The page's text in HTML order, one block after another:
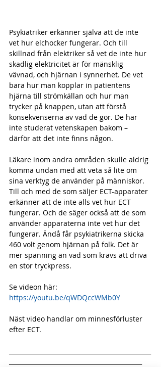
Psykiatriker erkänner själva att de inte
vet hur elchocker fungerar. Och till
skillnad från elektriker så vet de inte hur
skadlig elektricitet är för mänsklig
vävnad, och hjärnan i synnerhet. De vet
bara hur man kopplar in patientens
hjärna till strömkällan och hur man
trycker på knappen, utan att förstå
konsekvenserna av vad de gör. De har
inte studerat vetenskapen bakom ­–
därför att det inte finns någon.
Läkare inom andra områden skulle aldrig
komma undan med att veta så lite om
sina verktyg de använder på människor.
Till och med de som säljer ECT-apparater
erkänner att de inte alls vet hur ECT
fungerar. Och de säger också att de som
använder apparaterna inte vet hur det
fungerar. Ändå får psykiatrikerna skicka
460 volt genom hjärnan på folk. Det är
mer spänning än vad som krävs att driva
en stor tryckpress.
Se videon här:
https://youtu.be/qWDQccWMb0Y
Näst video handlar om minnesförluster
efter ECT.